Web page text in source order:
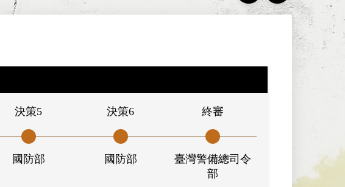
決策5
國防部
決策6
國防部
終審
臺灣警備總司令
部